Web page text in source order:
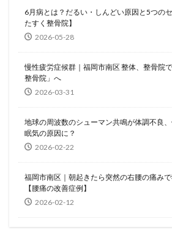
6月病とは？だるい・しんどい原因と5つの
たすく整骨院】
2026-05-28
慢性疲労症候群｜福岡市南区 整体、整骨院
整骨院」へ
2026-03-31
地球の周波数のシューマン共鳴が体調不良
眠気の原因に？
2026-02-22
福岡市南区｜朝起きたら突然の右腰の痛み
【腰痛の改善症例】
2026-02-12